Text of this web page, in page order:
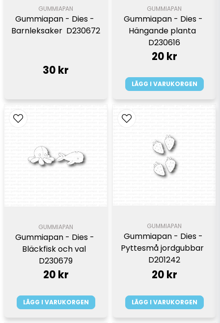
GUMMIAPAN
Gummiapan - Dies -
Barnleksaker  D230672
30 kr
GUMMIAPAN
Gummiapan - Dies -
Hängande planta
D230616
20 kr
LÄGG I VARUKORGEN
GUMMIAPAN
Gummiapan - Dies -
Bläckfisk och val
D230679
20 kr
LÄGG I VARUKORGEN
GUMMIAPAN
Gummiapan - Dies -
Pyttesmå jordgubbar
D201242
20 kr
LÄGG I VARUKORGEN